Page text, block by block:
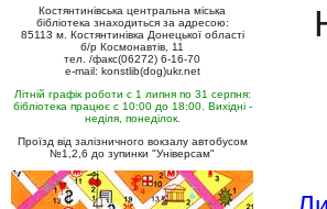
Костянтинівська центральна міська
бібліотека знаходиться за адресою:
85113 м. Костянтинівка Донецької області
б/р Космонавтів, 11
тел. /факс(06272) 6-16-70
e-mail: konstlib(dog)ukr.net
Літній графік роботи с 1 липня по 31 серпня:
бібліотека працює с 10:00 до 18:00. Вихідні -
неділя, понеділок.
Проїзд від залізничного вокзалу автобусом
№1,2,6 до зупинки "Універсам"